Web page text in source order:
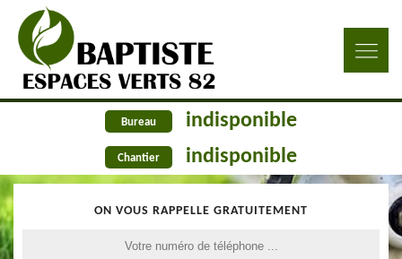
Bureau indisponible
Chantier indisponible
ON VOUS RAPPELLE GRATUITEMENT